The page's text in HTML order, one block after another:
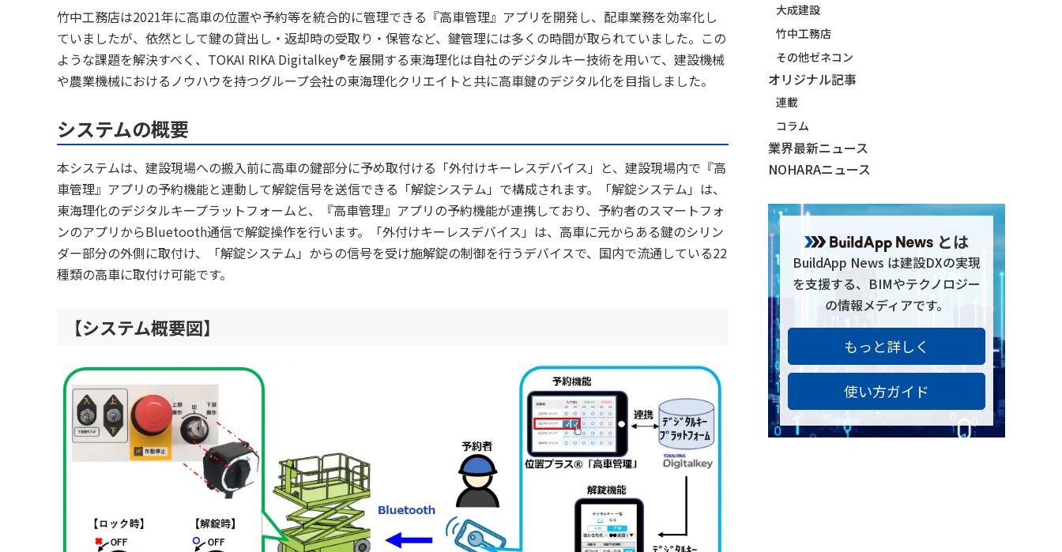
竹中工務店は2021年に高車の位置や予約等を統合的に管理できる『高車管理』アプリを開発し、配車業務を効率化し
ていましたが、依然として鍵の貸出し・返却時の受取り・保管など、鍵管理には多くの時間が取られていました。この
ような課題を解決すべく、TOKAI RIKA Digitalkey®を展開する東海理化は自社のデジタルキー技術を用いて、建設機械
や農業機械におけるノウハウを持つグループ会社の東海理化クリエイトと共に高車鍵のデジタル化を目指しました。
システムの概要
本システムは、建設現場への搬入前に高車の鍵部分に予め取付ける「外付けキーレスデバイス」と、建設現場内で『高
車管理』アプリの予約機能と連動して解錠信号を送信できる「解錠システム」で構成されます。「解錠システム」は、
東海理化のデジタルキープラットフォームと、『高車管理』アプリの予約機能が連携しており、予約者のスマートフォ
ンのアプリからBluetooth通信で解錠操作を行います。「外付けキーレスデバイス」は、高車に元からある鍵のシリン
ダー部分の外側に取付け、「解錠システム」からの信号を受け施解錠の制御を行うデバイスで、国内で流通している22
種類の高車に取付け可能です。
【システム概要図】
大成建設
竹中工務店
その他ゼネコン
オリジナル記事
連載
コラム
業界最新ニュース
NOHARAニュース
とは
BuildApp News は建設DXの実現
を支援する、BIMやテクノロジー
の情報メディアです。
もっと詳しく
使い方ガイド